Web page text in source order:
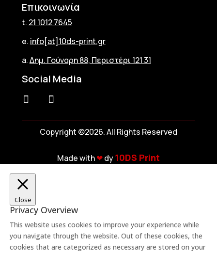
Επικοινωνία
t. 21 1012 7645
e. info[at]10ds-print.gr
a.Δημ. Γούναρη 88, Περιστέρι 121 31
Social Media
Copyright ©2026. All Rights Reserved
Made with❤︎dy10DS Print
Close
Privacy Overview
This website uses cookies to improve your experience while
you navigate through the website. Out of these cookies, the
cookies that are categorized as necessary are stored on your